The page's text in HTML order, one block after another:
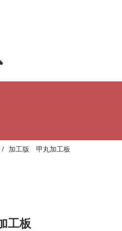
加工版 甲丸加工板
工板